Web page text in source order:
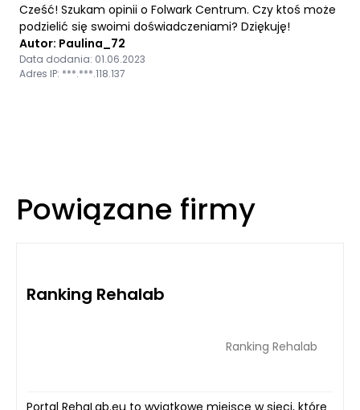
Cześć! Szukam opinii o Folwark Centrum. Czy ktoś może
podzielić się swoimi doświadczeniami? Dziękuję!
Autor: Paulina_72
Data dodania: 01.06.2023
Adres IP: ***.***.118.137
Powiązane firmy
Ranking Rehalab
Ranking Rehalab
Portal RehaLab.eu to wyjątkowe miejsce w sieci, które